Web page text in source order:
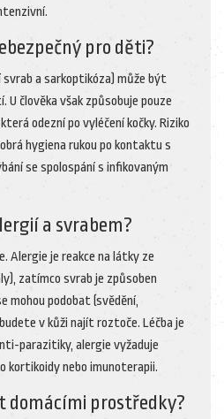
pro děti?
svrab a sarkoptikóza) může být
U člověka však způsobuje pouze
odezní po vyléčení kočky. Riziko
hygiena rukou po kontaktu s
se spolospání s infikovaným
a svrabem?
Alergie je reakce na látky ze
zatímco svrab je způsoben
mohou podobat (svědění,
v kůži najít roztoče. Léčba je
parazitiky, alergie vyžaduje
kortikoidy nebo imunoterapii.
domácími prostředky?